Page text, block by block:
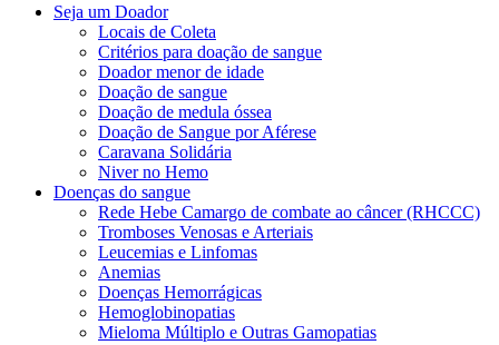
Seja um Doador
Locais de Coleta
Critérios para doação de sangue
Doador menor de idade
Doação de sangue
Doação de medula óssea
Doação de Sangue por Aférese
Caravana Solidária
Niver no Hemo
Doenças do sangue
Rede Hebe Camargo de combate ao câncer (RHCCC)
Tromboses Venosas e Arteriais
Leucemias e Linfomas
Anemias
Doenças Hemorrágicas
Hemoglobinopatias
Mieloma Múltiplo e Outras Gamopatias